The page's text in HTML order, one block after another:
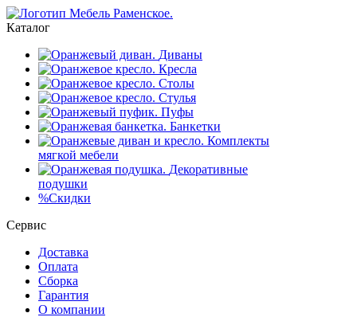
Каталог
Диваны
Кресла
Столы
Стулья
Пуфы
Банкетки
Комплекты
мягкой мебели
Декоративные
подушки
%Скидки
Сервис
Доставка
Оплата
Сборка
Гарантия
О компании